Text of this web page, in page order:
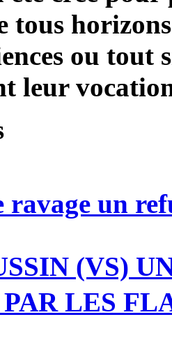
tous
ou tout
leur
ravage un
(VS)
LES